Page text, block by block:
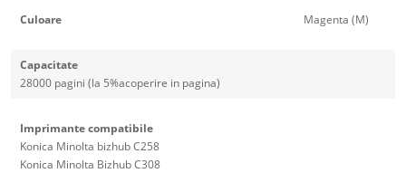
Culoare Magenta (M)
Capacitate
28000 pagini (la 5%acoperire in pagina)
Imprimante compatibile
Konica Minolta bizhub C258
Konica Minolta Bizhub C308